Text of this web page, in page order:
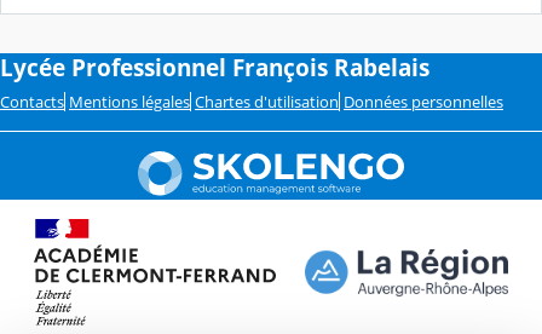
Lycée Professionnel François Rabelais
Contacts Mentions légales Chartes d'utilisation Données personnelles